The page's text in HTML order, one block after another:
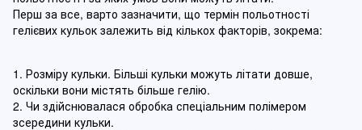
Перш за все, варто зазначити, що термін польотності
гелієвих кульок залежить від кількох факторів, зокрема:
1. Розміру кульки. Більші кульки можуть літати довше,
оскільки вони містять більше гелію.
2. Чи здійснювалася обробка спеціальним полімером
зсередини кульки.